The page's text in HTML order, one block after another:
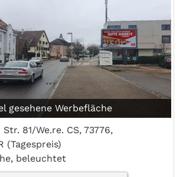
gesehene Werbefläche
81/We.re. CS, 73776,
(Tagespreis)
beleuchtet